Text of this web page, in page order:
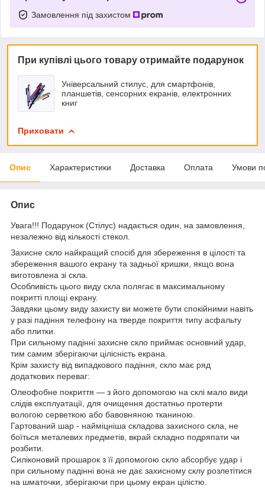
Замовлення під захистом
При купівлі цього товару отримайте подарунок
Універсальний стилус, для смартфонів,
планшетів, сенсорних екранів, електронних
книг
Приховати
Опис Характеристики Доставка Оплата Умови
Опис
Увага!!! Подарунок (Стілус) надається один, на замовлення,
незалежно від кількості стекол.
Захисне скло найкращий спосіб для збереження в цілості та
збереження вашого екрану та задньої кришки, якщо вона
виготовлена ​​зі скла.
Особливість цього виду скла полягає в максимальному
покритті площі екрану.
Завдяки цьому виду захисту ви можете бути спокійними навіть
у разі падіння телефону на тверде покриття типу асфальту
або плитки.
При сильному падінні захисне скло приймає основний удар,
тим самим зберігаючи цілісність екрана.
Крім захисту від випадкового падіння, скло має ряд
додаткових переваг:
Олеофобне покриття ― з його допомогою на склі мало види
слідів експлуатації, для очищення достатньо протерти
вологою серветкою або бавовняною тканиною.
Гартований шар - найміцніша складова захисного скла, не
боїться металевих предметів, вкрай складно подряпати чи
розбити.
Силіконовий прошарок з її допомогою скло абсорбує удар і
при сильному падінні вона не дає захисному склу розлетітися
на шматочки, зберігаючи при цьому екран цілістю.